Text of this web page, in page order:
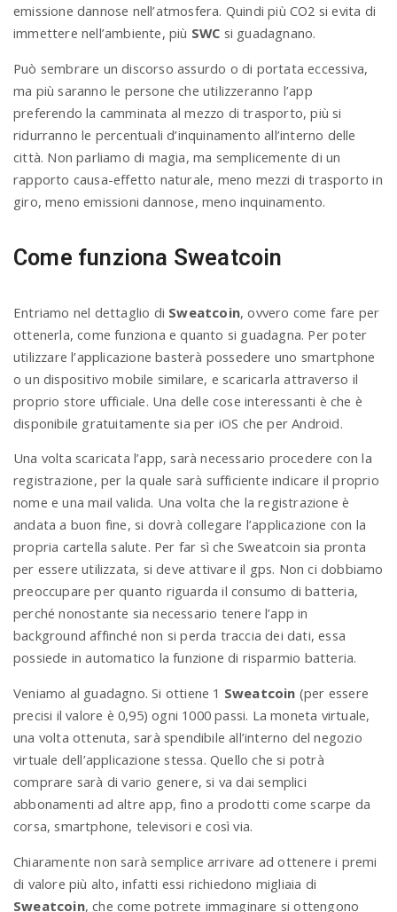
emissione dannose nell’atmosfera. Quindi più CO2 si evita di
immettere nell’ambiente, più SWC si guadagnano.
Può sembrare un discorso assurdo o di portata eccessiva,
ma più saranno le persone che utilizzeranno l’app
preferendo la camminata al mezzo di trasporto, più si
ridurranno le percentuali d’inquinamento all’interno delle
città. Non parliamo di magia, ma semplicemente di un
rapporto causa-effetto naturale, meno mezzi di trasporto in
giro, meno emissioni dannose, meno inquinamento.
Come funziona Sweatcoin
Entriamo nel dettaglio di Sweatcoin, ovvero come fare per
ottenerla, come funziona e quanto si guadagna. Per poter
utilizzare l’applicazione basterà possedere uno smartphone
o un dispositivo mobile similare, e scaricarla attraverso il
proprio store ufficiale. Una delle cose interessanti è che è
disponibile gratuitamente sia per iOS che per Android.
Una volta scaricata l’app, sarà necessario procedere con la
registrazione, per la quale sarà sufficiente indicare il proprio
nome e una mail valida. Una volta che la registrazione è
andata a buon fine, si dovrà collegare l’applicazione con la
propria cartella salute. Per far sì che Sweatcoin sia pronta
per essere utilizzata, si deve attivare il gps. Non ci dobbiamo
preoccupare per quanto riguarda il consumo di batteria,
perché nonostante sia necessario tenere l’app in
background affinché non si perda traccia dei dati, essa
possiede in automatico la funzione di risparmio batteria.
Veniamo al guadagno. Si ottiene 1 Sweatcoin (per essere
precisi il valore è 0,95) ogni 1000 passi. La moneta virtuale,
una volta ottenuta, sarà spendibile all’interno del negozio
virtuale dell’applicazione stessa. Quello che si potrà
comprare sarà di vario genere, si va dai semplici
abbonamenti ad altre app, fino a prodotti come scarpe da
corsa, smartphone, televisori e così via.
Chiaramente non sarà semplice arrivare ad ottenere i premi
di valore più alto, infatti essi richiedono migliaia di
Sweatcoin, che come potrete immaginare si ottengono